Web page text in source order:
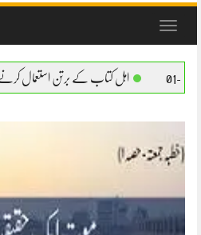
Toggle
استعمال کرنے کا بیان – مولانا ابو بکر صدیق حفظہ